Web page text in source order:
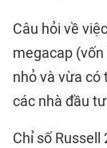
Câu hỏi về
megacap
nhỏ và vừa có
các nhà đầu
Chỉ số Russell